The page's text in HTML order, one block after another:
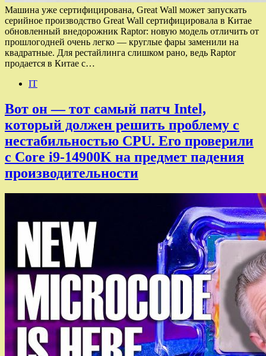
Машина уже сертифицирована, Great Wall может запускать
серийное производство Great Wall сертифицировала в Китае
обновленный внедорожник Raptor: новую модель отличить от
прошлогодней очень легко — круглые фары заменили на
квадратные. Для рестайлинга слишком рано, ведь Raptor
продается в Китае с…
IT
Вот он — тот самый патч Intel,
который должен решить проблему с
нестабильностью CPU. Его проверили
с Core i9-14900K на предмет падения
производительности